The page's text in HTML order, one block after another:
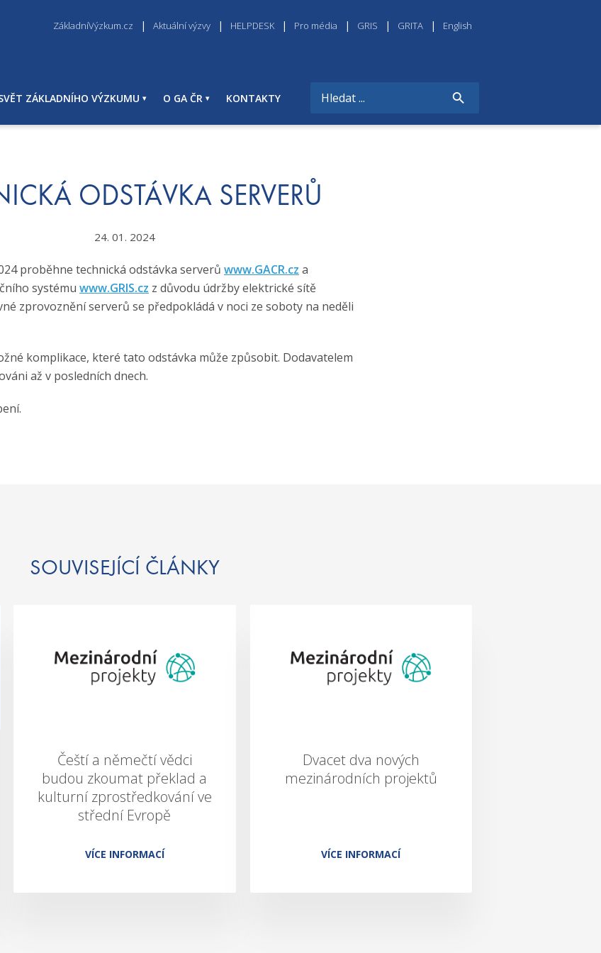
ZákladníVýzkum.cz Aktuální výzvy HELPDESK Pro média GRIS GRITA English
ZÁKLADNÍHO VÝZKUMU O GA ČR KONTAKTY
ODSTÁVKA SERVERŮ
24. 01. 2024
proběhne technická odstávka serverů www.GACR.cz a
systému www.GRIS.cz z důvodu údržby elektrické sítě
zprovoznění serverů se předpokládá v noci ze soboty na neděli
komplikace, které tato odstávka může způsobit. Dodavatelem
až v posledních dnech.
SOUVISEJÍCÍ ČLÁNKY
Čeští a němečtí vědci
budou zkoumat překlad a
kulturní zprostředkování ve
střední Evropě
VÍCE INFORMACÍ
Dvacet dva nových
mezinárodních projektů
VÍCE INFORMACÍ